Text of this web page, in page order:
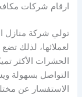
ارقام شركات
تولي شركة منازل
لعملائها، لذلك
الحشرات الأكثر
التواصل بسهولة
الاستفسار عن